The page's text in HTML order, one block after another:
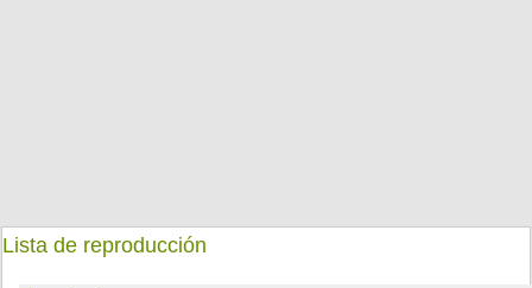
Lista de reproducción